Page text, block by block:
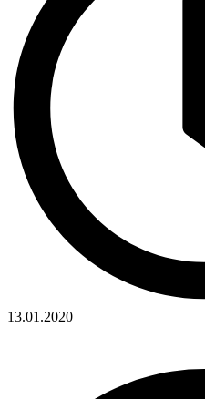
13.01.2020